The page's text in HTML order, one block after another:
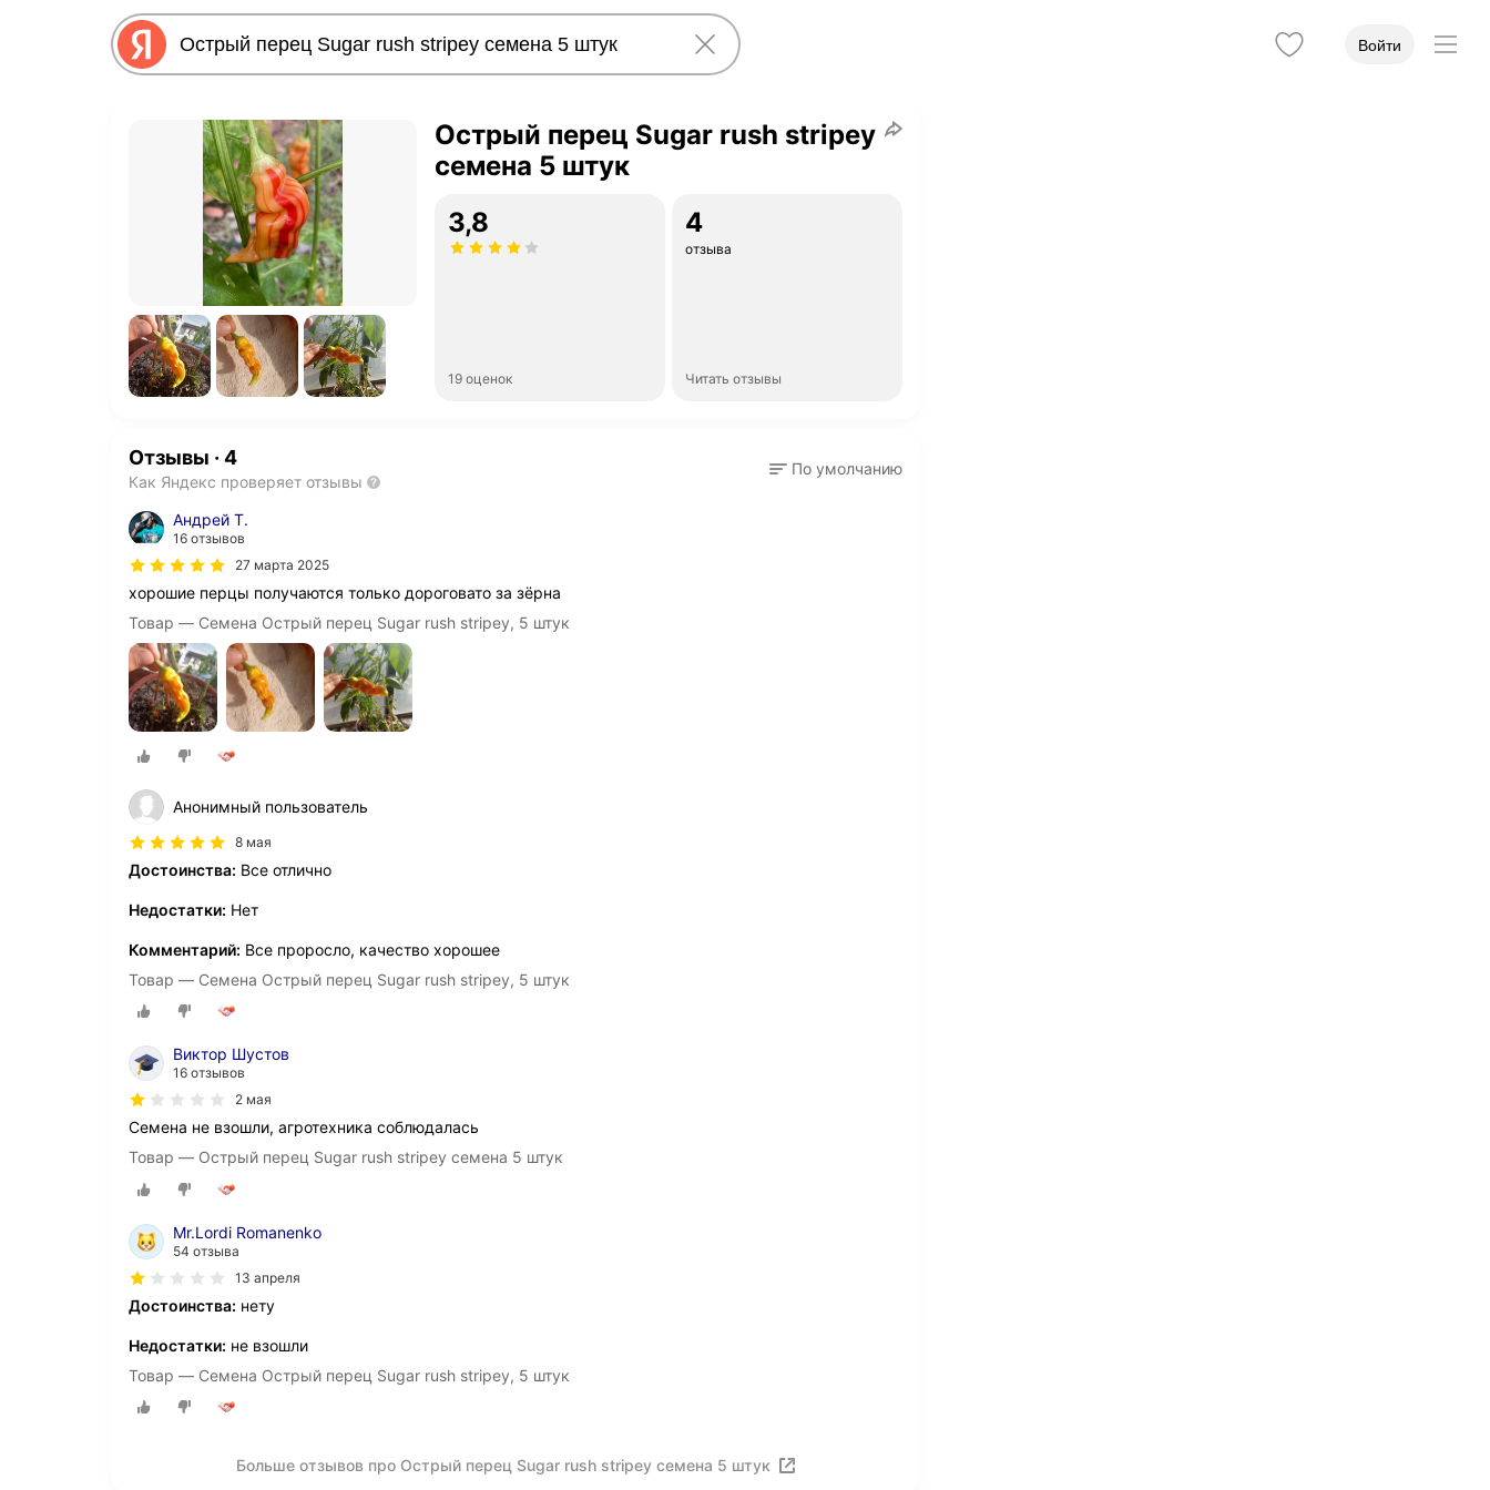
Войти
Острый перец Sugar rush stripey
семена 5 штук
3,8
19 оценок
4
отзыва
Читать отзывы
Отзывы · 4
Как Яндекс проверяет отзывы
По умолчанию
Андрей Т.
16 отзывов
27 марта 2025
хорошие перцы получаются только дороговато за зёрна
Товар — Семена Острый перец Sugar rush stripey, 5 штук
Анонимный пользователь
8 мая
Достоинства: Все отлично
Недостатки: Нет
Комментарий: Все проросло, качество хорошее
Товар — Семена Острый перец Sugar rush stripey, 5 штук
Виктор Шустов
16 отзывов
2 мая
Семена не взошли, агротехника соблюдалась
Товар — Острый перец Sugar rush stripey семена 5 штук
Mr.Lordi Romanenko
54 отзыва
13 апреля
Достоинства: нету
Недостатки: не взошли
Товар — Семена Острый перец Sugar rush stripey, 5 штук
Больше отзывов про Острый перец Sugar rush stripey семена 5 штук